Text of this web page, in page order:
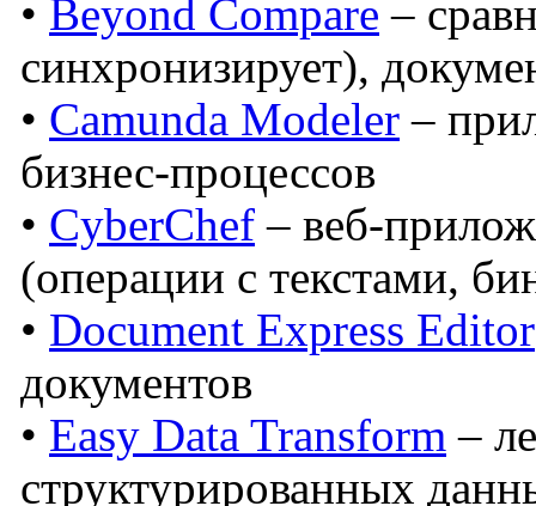
• Beyond Compare –
синхронизирует),
• Camunda Modeler –
бизнес-процессов
• CyberChef – веб-
(операции с текстами,
• Document Express Editor
документов
• Easy Data Transform –
структурированных